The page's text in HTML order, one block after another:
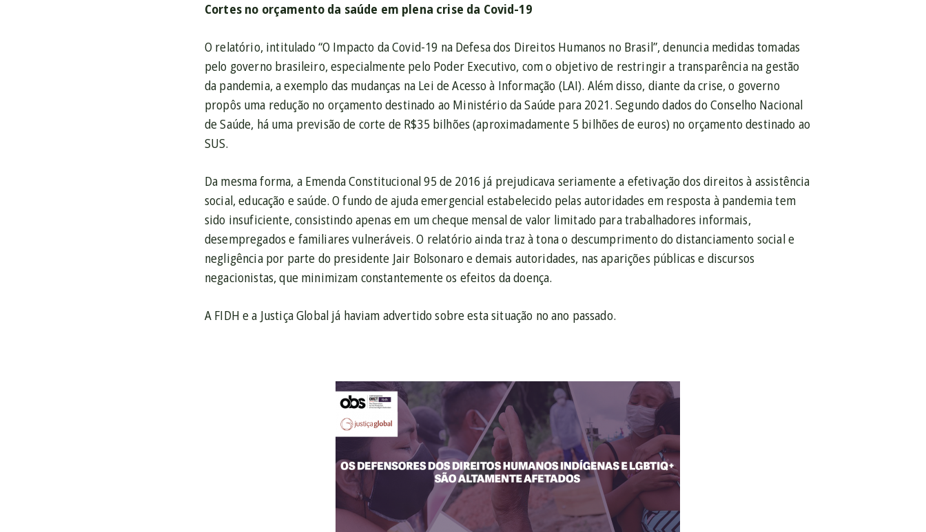
Cortes no orçamento da saúde em plena crise da Covid-19
O relatório, intitulado “O Impacto da Covid-19 na Defesa dos Direitos Humanos no Brasil”, denuncia medidas tomadas
pelo governo brasileiro, especialmente pelo Poder Executivo, com o objetivo de restringir a transparência na gestão
da pandemia, a exemplo das mudanças na Lei de Acesso à Informação (LAI). Além disso, diante da crise, o governo
propôs uma redução no orçamento destinado ao Ministério da Saúde para 2021. Segundo dados do Conselho Nacional
de Saúde, há uma previsão de corte de R$35 bilhões (aproximadamente 5 bilhões de euros) no orçamento destinado ao
SUS.
Da mesma forma, a Emenda Constitucional 95 de 2016 já prejudicava seriamente a efetivação dos direitos à assistência
social, educação e saúde. O fundo de ajuda emergencial estabelecido pelas autoridades em resposta à pandemia tem
sido insuficiente, consistindo apenas em um cheque mensal de valor limitado para trabalhadores informais,
desempregados e familiares vulneráveis. O relatório ainda traz à tona o descumprimento do distanciamento social e
negligência por parte do presidente Jair Bolsonaro e demais autoridades, nas aparições públicas e discursos
negacionistas, que minimizam constantemente os efeitos da doença.
A FIDH e a Justiça Global já haviam advertido sobre esta situação no ano passado.